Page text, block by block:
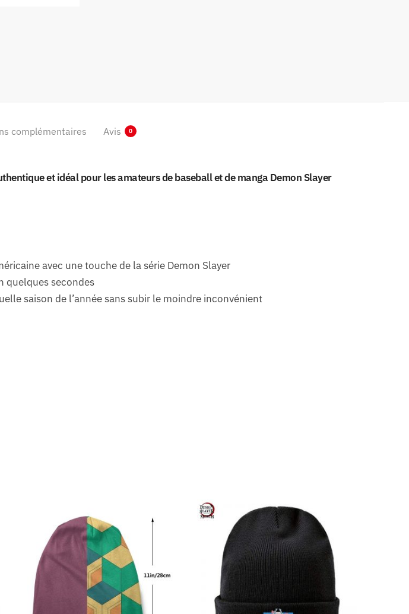
complémentaires Avis 0
et idéal pour les amateurs de baseball et de manga Demon Slayer
avec une touche de la série Demon Slayer
quelques secondes
saison de l’année sans subir le moindre inconvénient